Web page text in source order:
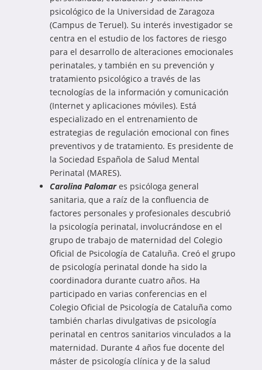
psicológico de la Universidad de Zaragoza
(Campus de Teruel). Su interés investigador se
centra en el estudio de los factores de riesgo
para el desarrollo de alteraciones emocionales
perinatales, y también en su prevención y
tratamiento psicológico a través de las
tecnologías de la información y comunicación
(Internet y aplicaciones móviles). Está
especializado en el entrenamiento de
estrategias de regulación emocional con fines
preventivos y de tratamiento. Es presidente de
la Sociedad Española de Salud Mental
Perinatal (MARES).
Carolina Palomares psicóloga general
sanitaria, que a raíz de la confluencia de
factores personales y profesionales descubrió
la psicología perinatal, involucrándose en el
grupo de trabajo de maternidad del Colegio
Oficial de Psicología de Cataluña. Creó el grupo
de psicología perinatal donde ha sido la
coordinadora durante cuatro años. Ha
participado en varias conferencias en el
Colegio Oficial de Psicología de Cataluña como
también charlas divulgativas de psicología
perinatal en centros sanitarios vinculados a la
maternidad. Durante 4 años fue docente del
máster de psicología clínica y de la salud